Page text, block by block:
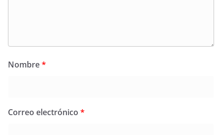
Nombre*
Correo electrónico *